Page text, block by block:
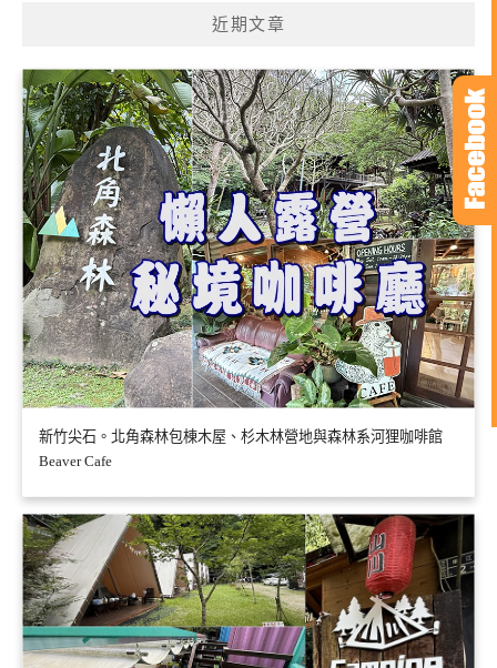
近期文章
新竹尖石。北角森林包棟木屋、杉木林營地與森林系河狸咖啡館
Beaver Cafe